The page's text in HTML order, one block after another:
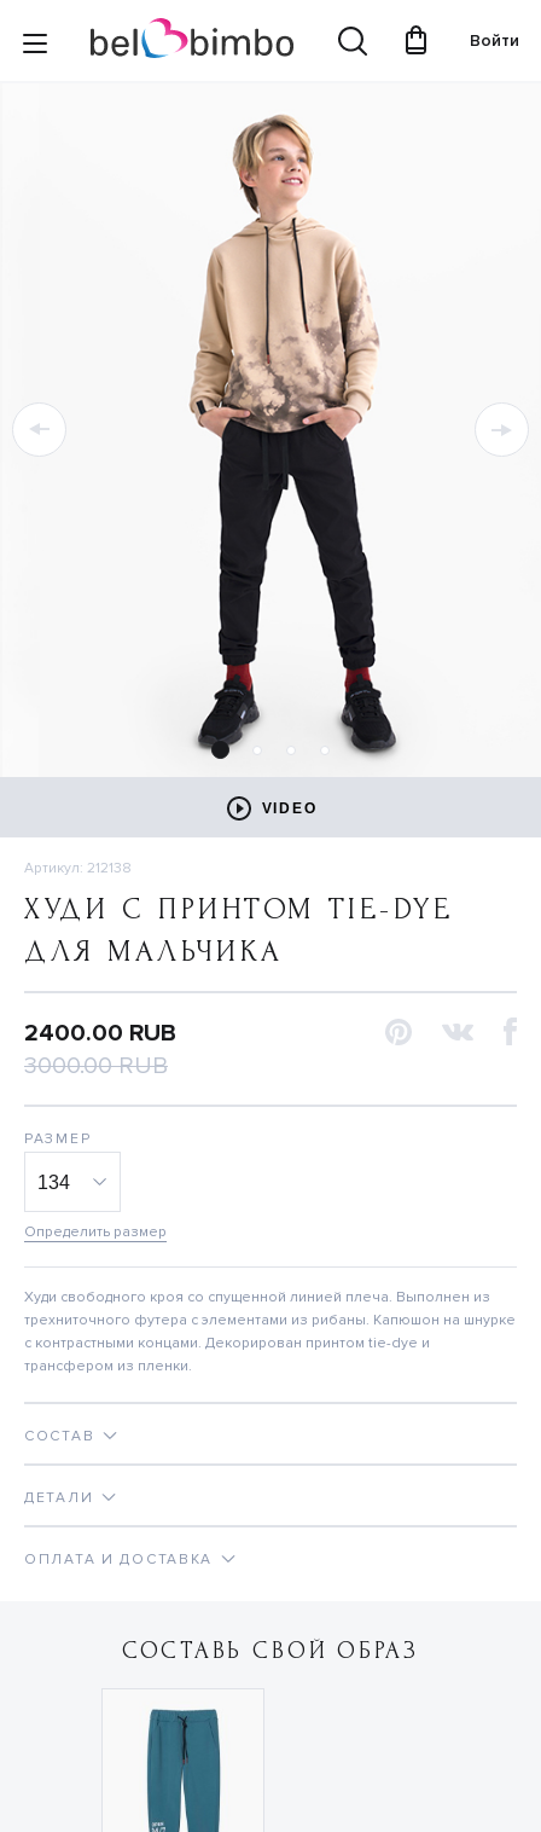
Войти
VIDEO
Артикул: 212138
ХУДИ С ПРИНТОМ TIE-DYE
ДЛЯ МАЛЬЧИКА
2400.00 RUB
3000.00 RUB
РАЗМЕР
Определить размер
Худи свободного кроя со спущенной линией плеча. Выполнен из
трехниточного футера с элементами из рибаны. Капюшон на шнурке
с контрастными концами. Декорирован принтом tie-dye и
трансфером из пленки.
СОСТАВ
ДЕТАЛИ
ОПЛАТА И ДОСТАВКА
СОСТАВЬ СВОЙ ОБРАЗ